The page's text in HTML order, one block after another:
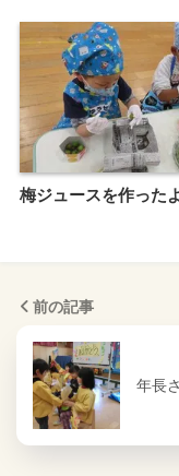
梅ジュースを作った
前の記事
年長